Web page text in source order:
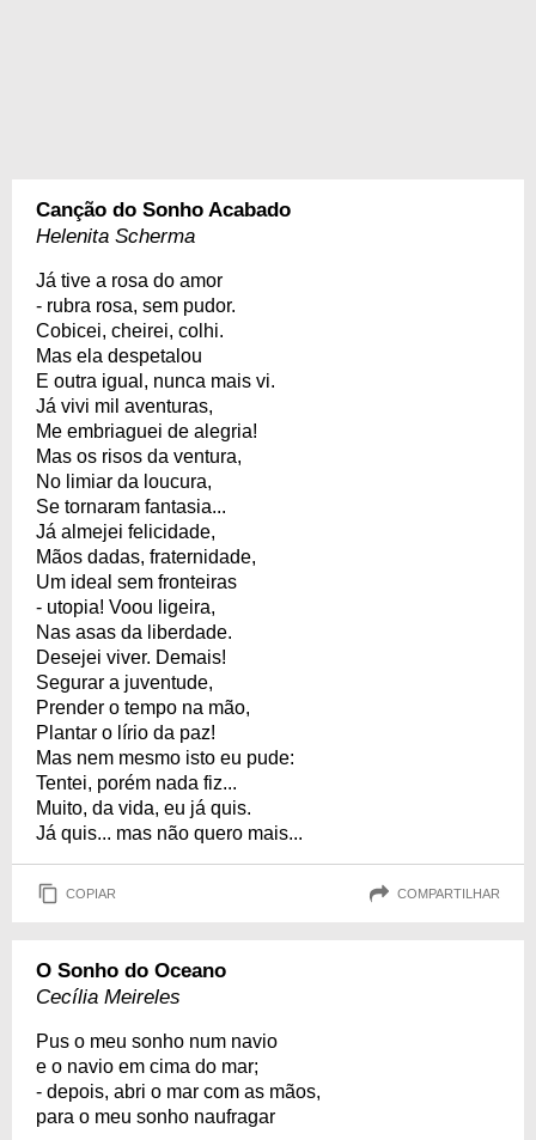
Canção do Sonho Acabado
Helenita Scherma
Já tive a rosa do amor
- rubra rosa, sem pudor.
Cobicei, cheirei, colhi.
Mas ela despetalou
E outra igual, nunca mais vi.
Já vivi mil aventuras,
Me embriaguei de alegria!
Mas os risos da ventura,
No limiar da loucura,
Se tornaram fantasia...
Já almejei felicidade,
Mãos dadas, fraternidade,
Um ideal sem fronteiras
- utopia! Voou ligeira,
Nas asas da liberdade.
Desejei viver. Demais!
Segurar a juventude,
Prender o tempo na mão,
Plantar o lírio da paz!
Mas nem mesmo isto eu pude:
Tentei, porém nada fiz...
Muito, da vida, eu já quis.
Já quis... mas não quero mais...
COPIAR COMPARTILHAR
O Sonho do Oceano
Cecília Meireles
Pus o meu sonho num navio
e o navio em cima do mar;
- depois, abri o mar com as mãos,
para o meu sonho naufragar